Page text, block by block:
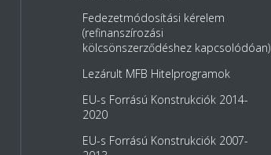
Fedezetmódosítási kérelem
(refinanszírozási
kölcsönszerződéshez kapcsolódóan)
Lezárult MFB Hitelprogramok
EU-s Forrású Konstrukciók 2014-
2020
EU-s Forrású Konstrukciók 2007-